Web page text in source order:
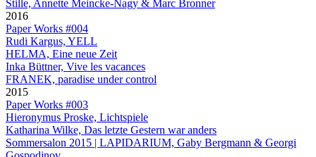
Stille, Annette Meincke-Nagy & Marc Bronner
2016
Paper Works #004
Rudi Kargus, YELL
HELMA, Eine neue Zeit
Inka Büttner, Vive les vacances
FRANEK, paradise under control
2015
Paper Works #003
Hieronymus Proske, Lichtspiele
Katharina Wilke, Das letzte Gestern war anders
Sommersalon 2015 | LAPIDARIUM, Gaby Bergmann & Georgi